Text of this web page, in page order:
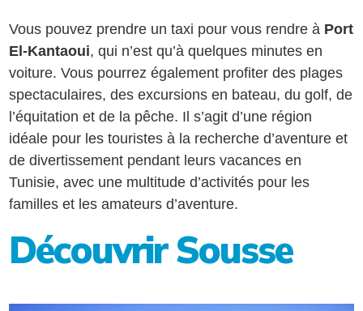
Vous pouvez prendre un taxi pour vous rendre à Port
El-Kantaoui, qui n’est qu’à quelques minutes en
voiture. Vous pourrez également profiter des plages
spectaculaires, des excursions en bateau, du golf, de
l’équitation et de la pêche. Il s’agit d’une région
idéale pour les touristes à la recherche d’aventure et
de divertissement pendant leurs vacances en
Tunisie, avec une multitude d’activités pour les
familles et les amateurs d’aventure.
Découvrir Sousse